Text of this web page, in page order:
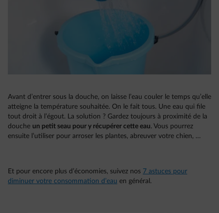
Avant d’entrer sous la douche, on laisse l’eau couler le temps qu’elle
atteigne la température souhaitée. On le fait tous. Une eau qui file
tout droit à l’égout. La solution ? Gardez toujours à proximité de la
douche un petit seau pour y récupérer cette eau. Vous pourrez
ensuite l’utiliser pour arroser les plantes, abreuver votre chien, …
Et pour encore plus d’économies, suivez nos 7 astuces pour
diminuer votre consommation d’eau en général.